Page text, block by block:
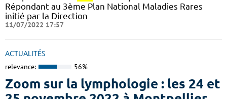
Répondant au 3ème Plan National Maladies Rares
initié par la Direction
11/07/2022 17:57
ACTUALITÉS
relevance: 56%
Zoom sur la lymphologie : les 24 et